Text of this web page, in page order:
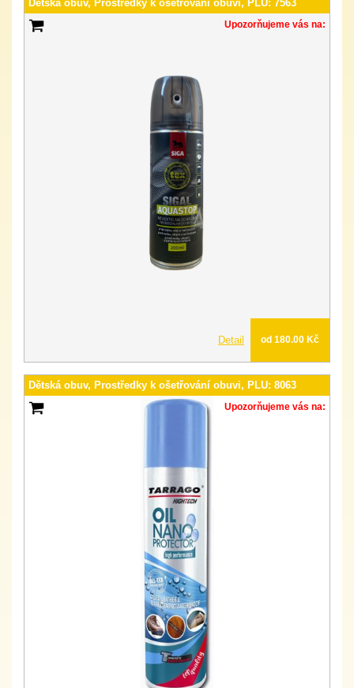
Dětská obuv, Prostředky k ošetřování obuvi, PLU: 7563
Upozorňujeme vás na:
Detail od 180.00 Kč
Dětská obuv, Prostředky k ošetřování obuvi, PLU: 8063
Upozorňujeme vás na: